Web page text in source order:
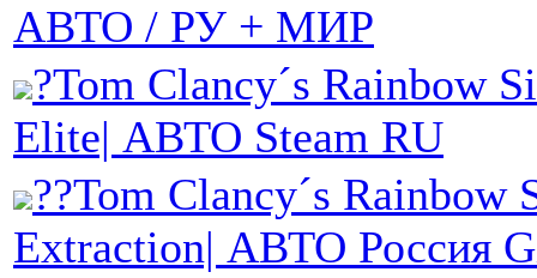
АВТО / РУ + МИР
?Tom Clancy´s Rainbow
Elite| АВТО Steam RU
??Tom Clancy´s Rainbow
Extraction| АВТО Россия